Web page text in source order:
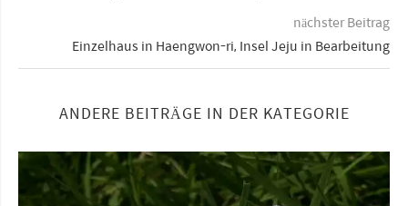
nächster Beitrag
Einzelhaus in Haengwon-ri, Insel Jeju in Bearbeitung
ANDERE BEITRÄGE IN DER KATEGORIE